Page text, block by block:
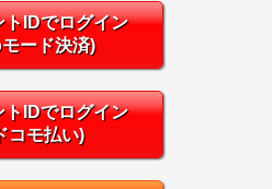
トIDでログイン
ード決済)
トIDでログイン
コモ払い)